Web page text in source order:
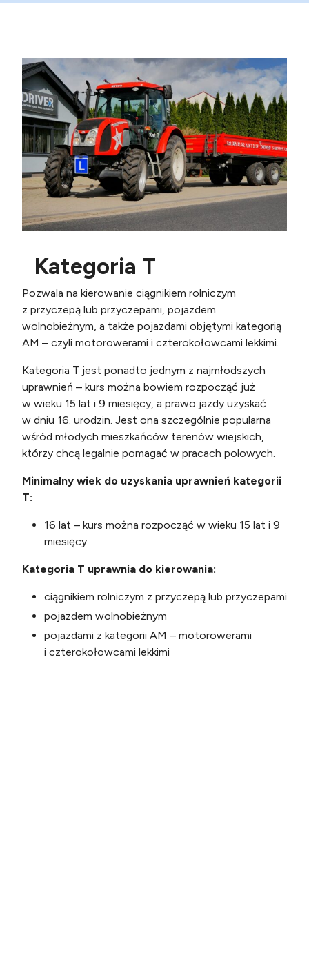
Kategoria T
Pozwala na kierowanie ciągnikiem rolniczym
z przyczepą lub przyczepami, pojazdem
wolnobieżnym, a także pojazdami objętymi kategorią
AM – czyli motorowerami i czterokołowcami lekkimi.
Kategoria T jest ponadto jednym z najmłodszych
uprawnień – kurs można bowiem rozpocząć już
w wieku 15 lat i 9 miesięcy, a prawo jazdy uzyskać
w dniu 16. urodzin. Jest ona szczególnie popularna
wśród młodych mieszkańców terenów wiejskich,
którzy chcą legalnie pomagać w pracach polowych.
Minimalny wiek do uzyskania uprawnień kategorii
T:
16 lat – kurs można rozpocząć w wieku 15 lat i 9
miesięcy
Kategoria T uprawnia do kierowania:
ciągnikiem rolniczym z przyczepą lub przyczepami
pojazdem wolnobieżnym
pojazdami z kategorii AM – motorowerami
i czterokołowcami lekkimi